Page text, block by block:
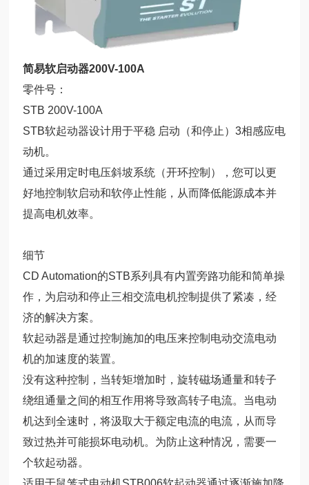
简易软启动器200V-100A
零件号：
STB 200V-100A
STB软起动器设计用于平稳 启动（和停止）3相感应电
动机。
通过采用定时电压斜坡系统（开环控制），您可以更
好地控制软启动和软停止性能，从而降低能源成本并
提高电机效率。
细节
CD Automation的STB系列具有内置旁路功能和简单操
作，为启动和停止三相交流电机控制提供了紧凑，经
济的解决方案。
软起动器是通过控制施加的电压来控制电动交流电动
机的加速度的装置。
没有这种控制，当转矩增加时，旋转磁场通量和转子
绕组通量之间的相互作用将导致高转子电流。当电动
机达到全速时，将汲取大于额定电流的电流，从而导
致过热并可能损坏电动机。为防止这种情况，需要一
个软起动器。